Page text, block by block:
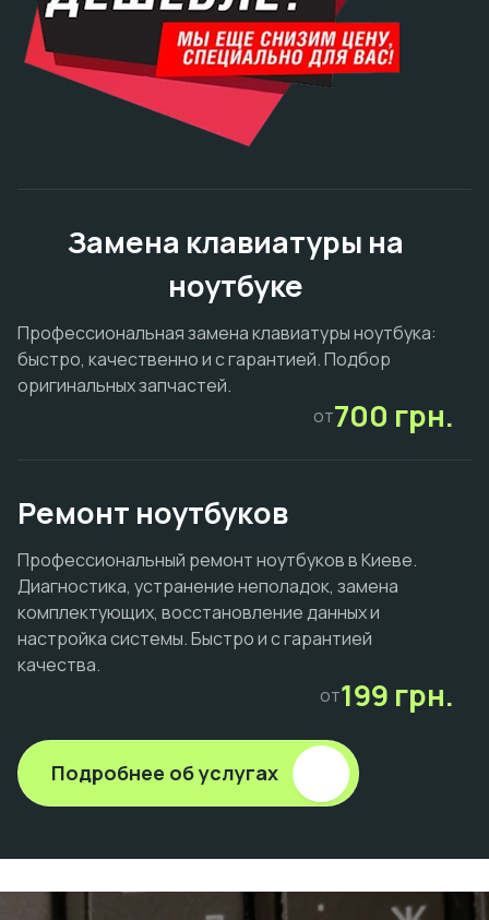
Замена клавиатуры на
ноутбуке
Профессиональная замена клавиатуры ноутбука:
быстро, качественно и с гарантией. Подбор
оригинальных запчастей.
от700 грн.
Ремонт ноутбуков
Профессиональный ремонт ноутбуков в Киеве.
Диагностика, устранение неполадок, замена
комплектующих, восстановление данных и
настройка системы. Быстро и с гарантией
качества.
от199 грн.
Подробнее об услугах